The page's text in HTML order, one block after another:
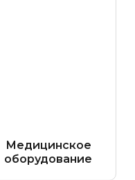
Медицинское
оборудование